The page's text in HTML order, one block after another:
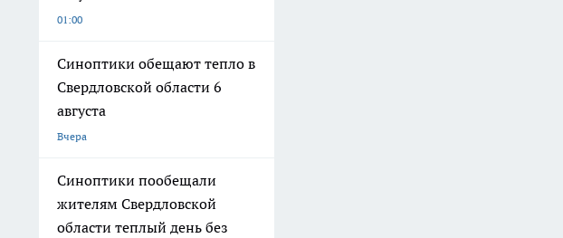
01:00
Синоптики обещают тепло в
Свердловской области 6
августа
Вчера
Синоптики пообещали
жителям Свердловской
области теплый день без